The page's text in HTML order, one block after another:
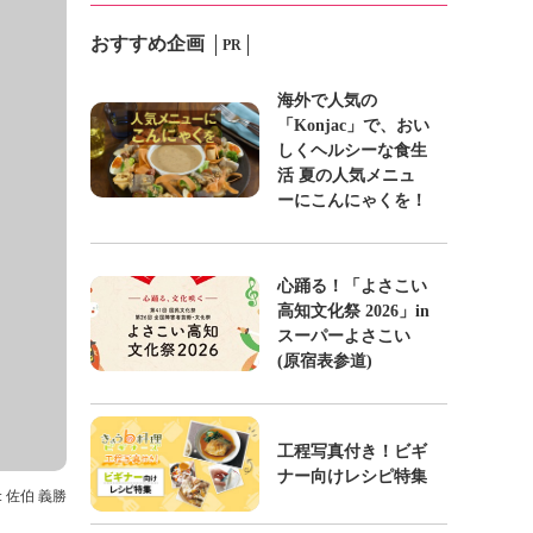
佐伯 義勝
おすすめ企画 PR
海外で人気の
「Konjac」で、おい
しくヘルシーな食生
活 夏の人気メニュ
ーにこんにゃくを！
心踊る！「よさこい
高知文化祭 2026」in
スーパーよさこい
(原宿表参道)
工程写真付き！ビギ
ナー向けレシピ特集